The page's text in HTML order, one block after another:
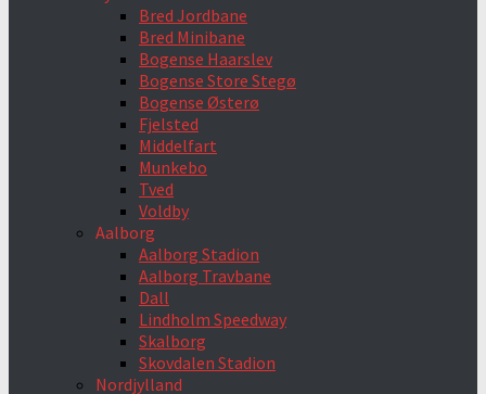
Bred Jordbane
Bred Minibane
Bogense Haarslev
Bogense Store Stegø
Bogense Østerø
Fjelsted
Middelfart
Munkebo
Tved
Voldby
Aalborg
Aalborg Stadion
Aalborg Travbane
Dall
Lindholm Speedway
Skalborg
Skovdalen Stadion
Nordjylland